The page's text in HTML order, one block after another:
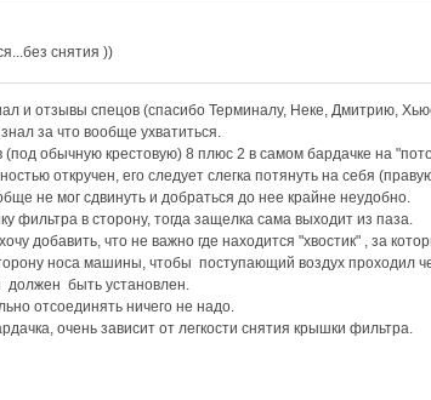
снятия ))
и отзывы спецов (спасибо Терминалу, Неке, Дмитрию,
за что вообще ухватиться.
обычную крестовую) 8 плюс 2 в самом бардачке на
откручен, его следует слегка потянуть на себя
не мог сдвинуть и добраться до нее крайне неудобно.
фильтра в сторону, тогда защелка сама выходит из паза.
добавить, что не важно где находится "хвостик" , за
носа машины, чтобы поступающий воздух проходил
должен быть установлен.
отсоединять ничего не надо.
очень зависит от легкости снятия крышки фильтра.